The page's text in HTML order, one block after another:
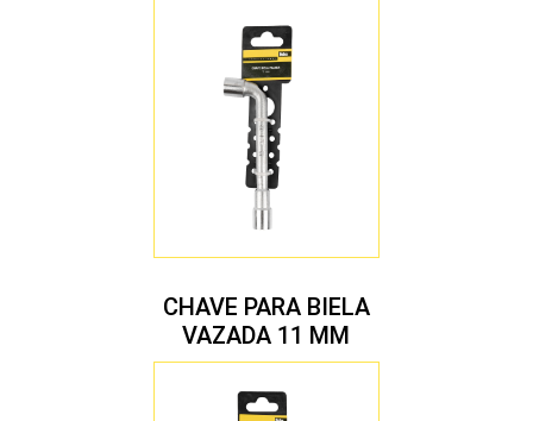
CHAVE PARA BIELA
VAZADA 11 MM